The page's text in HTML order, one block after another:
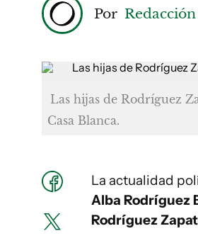
Por Redacción
Las hijas de Rodríguez
Casa Blanca.
La actualidad
Alba Rodríguez
Rodríguez